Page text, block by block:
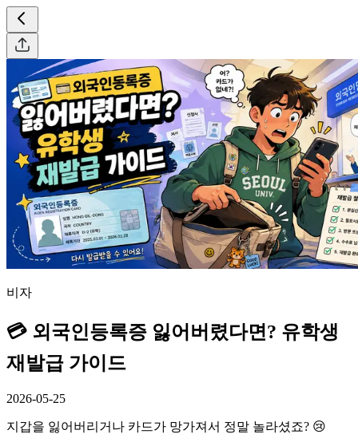
비자
💳 외국인등록증 잃어버렸다면? 유학생
재발급 가이드
2026-05-25
지갑을 잃어버리거나 카드가 망가져서 정말 놀라셨죠? 😢